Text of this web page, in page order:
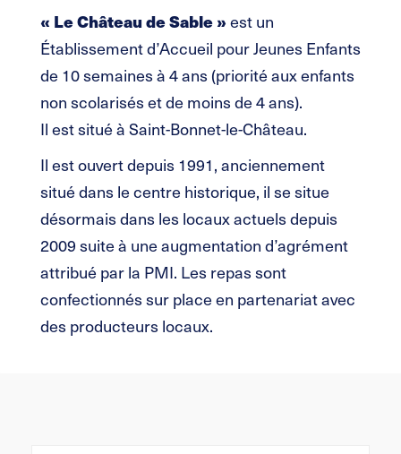
« Le Château de Sable » est un
Établissement d’Accueil pour Jeunes Enfants
de 10 semaines à 4 ans (priorité aux enfants
non scolarisés et de moins de 4 ans).
Il est situé à Saint-Bonnet-le-Château.
Il est ouvert depuis 1991, anciennement
situé dans le centre historique, il se situe
désormais dans les locaux actuels depuis
2009 suite à une augmentation d’agrément
attribué par la PMI. Les repas sont
confectionnés sur place en partenariat avec
des producteurs locaux.